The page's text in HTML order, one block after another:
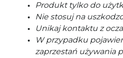
Produkt tylko do
Nie stosuj na
Unikaj kontaktu z
W przypadku
zaprzestań używania